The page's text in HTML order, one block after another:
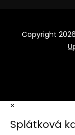
Copyright 2026
×
Splátková